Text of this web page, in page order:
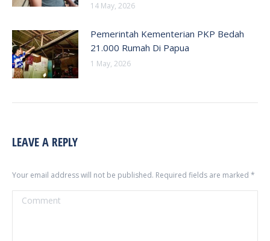
14 May, 2026
Pemerintah Kementerian PKP Bedah
21.000 Rumah Di Papua
1 May, 2026
LEAVE A REPLY
Your email address will not be published. Required fields are marked *
Comment